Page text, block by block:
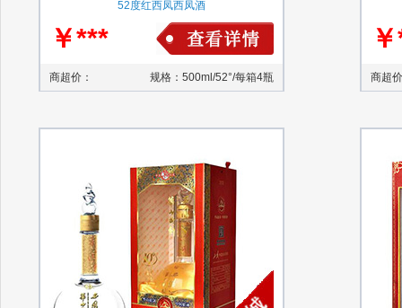
52度红西凤西凤酒
￥***
商超价： 规格：500ml/52°/每箱4瓶 商超